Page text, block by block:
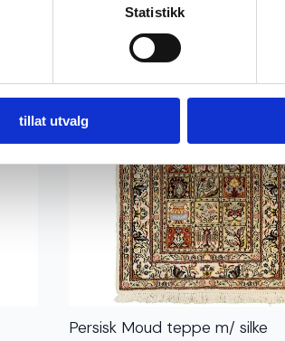
Statistikk
tillat utvalg
Persisk Moud teppe m/ silke